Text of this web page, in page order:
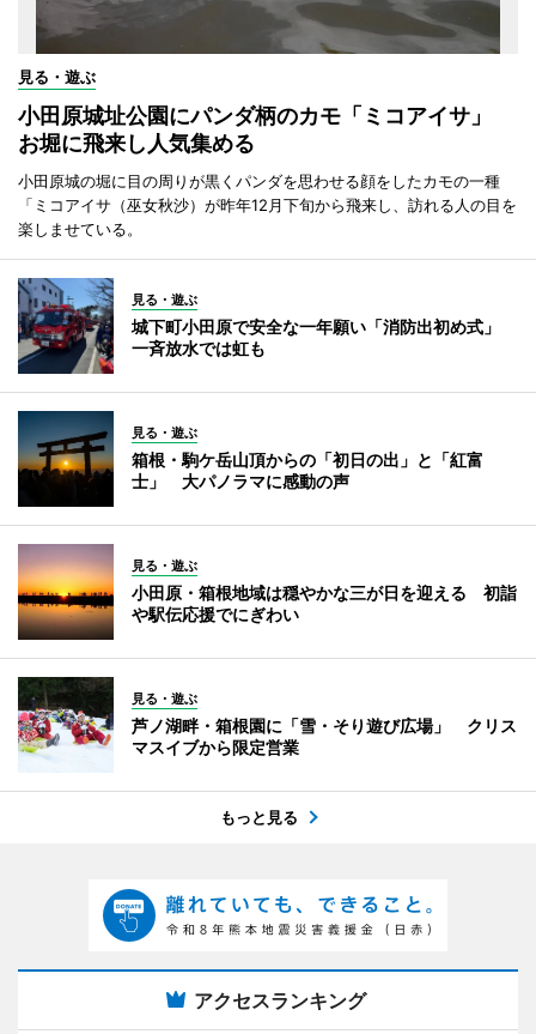
見る・遊ぶ
小田原城址公園にパンダ柄のカモ「ミコアイサ」
お堀に飛来し人気集める
小田原城の堀に目の周りが黒くパンダを思わせる顔をしたカモの一種
「ミコアイサ（巫女秋沙）が昨年12月下旬から飛来し、訪れる人の目を
楽しませている。
見る・遊ぶ
城下町小田原で安全な一年願い「消防出初め式」
一斉放水では虹も
見る・遊ぶ
箱根・駒ケ岳山頂からの「初日の出」と「紅富
士」 大パノラマに感動の声
見る・遊ぶ
小田原・箱根地域は穏やかな三が日を迎える 初詣
や駅伝応援でにぎわい
見る・遊ぶ
芦ノ湖畔・箱根園に「雪・そり遊び広場」 クリス
マスイブから限定営業
もっと見る
アクセスランキング